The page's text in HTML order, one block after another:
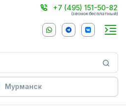
+7 (495) 151-50-82
(звонок бесплатный)
Мурманск